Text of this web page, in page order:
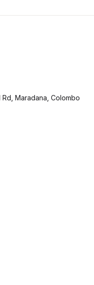
Rd, Maradana, Colombo